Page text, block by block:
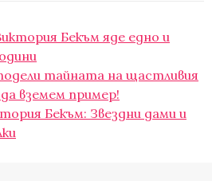
Бекъм яде едно и
тайната на щастливия
вземем пример!
Бекъм: Звездни дами и